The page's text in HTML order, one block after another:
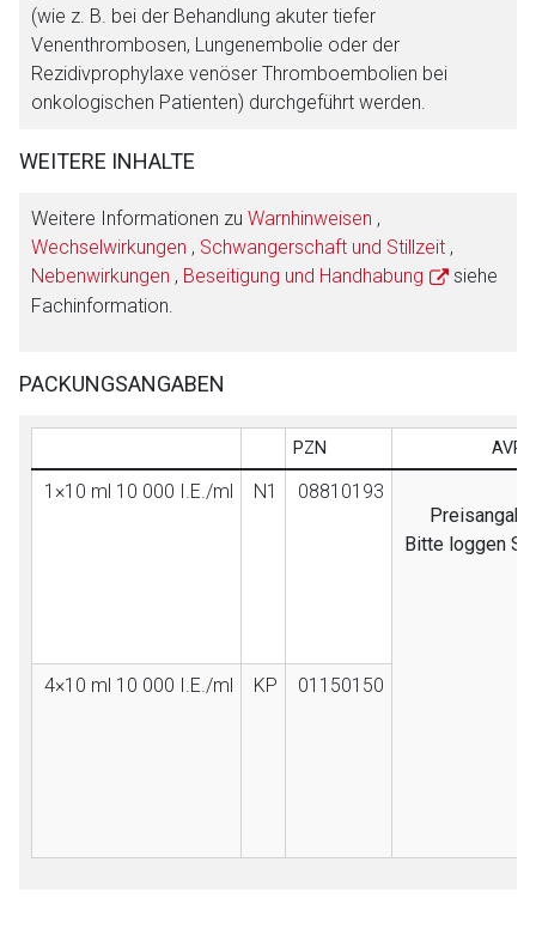
(wie z. B. bei der Behandlung akuter tiefer
Venenthrombosen, Lungenembolie oder der
Rezidivprophylaxe venöser Thromboembolien bei
onkologischen Patienten) durchgeführt werden.
WEITERE INHALTE
Weitere Informationen zu Warnhinweisen ,
Wechselwirkungen , Schwangerschaft und Stillzeit ,
Nebenwirkungen , Beseitigung und Handhabung
siehe
Fachinformation.
PACKUNGSANGABEN
PZN AVP
1×10 ml 10 000 I.E./ml N1
08810193
Bitte loggen
4×10 ml 10 000 I.E./ml KP 01150150